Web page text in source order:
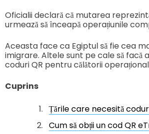
Oficialii declară că mutarea
urmează să înceapă operațiunile
Aceasta face ca Egiptul să fie cea
imigrare. Altele sunt pe cale să facă
coduri QR pentru călătorii
Cuprins
Țările care necesită
Cum să obții un cod QR